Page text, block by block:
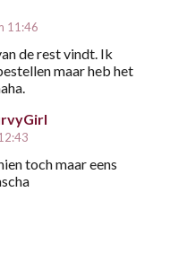
11:46
de rest vindt. Ik
maar heb het
toch maar eens